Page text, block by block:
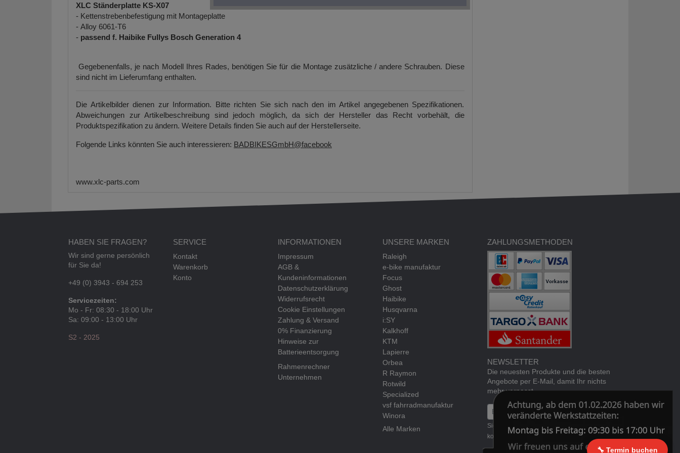
XLC Ständerplatte KS-X07
- Kettenstrebenbefestigung mit Montageplatte
- Alloy 6061-T6
- passend f. Haibike Fullys Bosch Generation 4
Gegebenenfalls, je nach Modell Ihres Rades, benötigen Sie für die Montage zusätzliche / andere Schrauben. Diese
sind nicht im Lieferumfang enthalten.
Die Artikelbilder dienen zur Information. Bitte richten Sie sich nach den im Artikel angegebenen Spezifikationen.
Abweichungen zur Artikelbeschreibung sind jedoch möglich, da sich der Hersteller das Recht vorbehält, die
Produktspezifikation zu ändern. Weitere Details finden Sie auch auf der Herstellerseite.
Folgende Links könnten Sie auch interessieren: BADBIKESGmbH@facebook
www.xlc-parts.com
HABEN SIE FRAGEN?
Wir sind gerne persönlich
für Sie da!
+49 (0) 3943 - 694 253
Servicezeiten:
Mo - Fr: 08:30 - 18:00 Uhr
Sa: 09:00 - 13:00 Uhr
S2 - 2025
SERVICE
Kontakt
Warenkorb
Konto
INFORMATIONEN
Impressum
AGB &
Kundeninformationen
Datenschutzerklärung
Widerrufsrecht
Cookie Einstellungen
Zahlung & Versand
0% Finanzierung
Hinweise zur
Batterieentsorgung
Rahmenrechner
Unternehmen
UNSERE MARKEN
Raleigh
e-bike manufaktur
Focus
Ghost
Haibike
Husqvarna
i:SY
Kalkhoff
KTM
Lapierre
Orbea
R Raymon
Rotwild
Specialized
vsf fahrradmanufaktur
Winora
Alle Marken
ZAHLUNGSMETHODEN
NEWSLETTER
Die neuesten Produkte und die besten
Angebote per E-Mail, damit Ihr nichts
mehr verpasst.
Newsletter Abonnieren
Sie können den Newsletter jederzeit
kostenlos abbestellen .
🔧 Termin buchen